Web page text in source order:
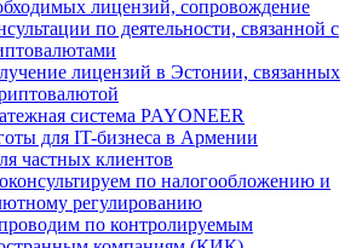
лицензий, сопровождение
по деятельности, связанной с
лицензий в Эстонии, связанных
система PAYONEER
для IT-бизнеса в Армении
частных клиентов
по налогообложению и
регулированию
по контролируемым